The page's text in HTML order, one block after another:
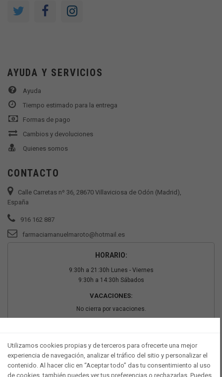
AYUDA Y SERVICIOS
Ayuda
Tiempo estimado para la entrega
Formas de pago
Cambios y devoluciones
Quienes somos
CONTACTO
Calle Carretas nº 36, 28670 Villaviciosa de Odón (Madrid),
España
916 162 887
farmaciamanuelmaroto@hotmail.es
HORARIO:
9:30h a 21:30h Lunes - Viernes
9:30h a 14:30h Sábados
VACACIONES:
No cierra por vacaciones.
Utilizamos cookies propias y de terceros para ofrecerte una mejor
experiencia de navegación, analizar el tráfico del sitio y personalizar el
contenido. Al hacer clic en “Aceptar todo” das tu consentimiento al uso
de cookies, también puedes ver tus preferencias o rechazarlas. Puedes